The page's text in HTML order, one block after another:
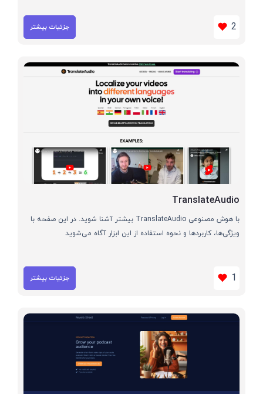
2 جزئیات بیشتر
TranslateAudio
با هوش مصنوعی TranslateAudio بیشتر آشنا شوید. در این صفحه با
ویژگی‌ها، کاربردها و نحوه استفاده از این ابزار آگاه می‌شوید
1 جزئیات بیشتر